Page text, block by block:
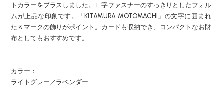
トカラーをプラスしました。Ｌ字ファスナーのすっきりとしたフォル
ムが上品な印象です。「KITAMURA MOTOMACHI」の文字に囲まれ
たＫマークの飾りがポイント。カードも収納でき、コンパクトなお財
布としてもおすすめです。
カラー：
ライトグレー／ラベンダー